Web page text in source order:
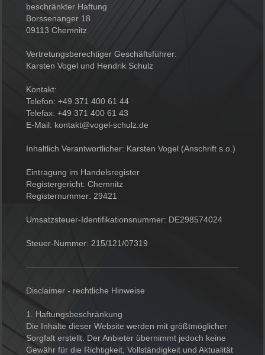
beschränkter Haftung
Borssenanger 18
09113 Chemnitz
Vertretungsberechtiger Geschäftsführer:
Karsten Vogel und Hendrik Schulz
Kontakt:
Telefon: +49 371 400 61 44
Telefax: +49 371 400 61 43
E-Mail: kontakt@vogel-schulz.de
Inhaltlich Verantwortlicher: Karsten Vogel (Anschrift s.o.)
Eintragung im Handelsregister
Registergericht: Chemnitz
Registernummer: 29421
Umsatzsteuer-Identifikationsnummer: DE298574024
Steuer-Nummer: 215/121/07319
Disclaimer - rechtliche Hinweise
1. Haftungsbeschränkung
Die Inhalte dieser Website werden mit größtmöglicher
Sorgfalt erstellt. Der Anbieter übernimmt jedoch keine
Gewähr für die Richtigkeit, Vollständigkeit und Aktualität